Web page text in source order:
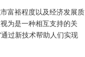
富裕程度以及经济发展质
为是一种相互支持的关
过新技术帮助人们实现